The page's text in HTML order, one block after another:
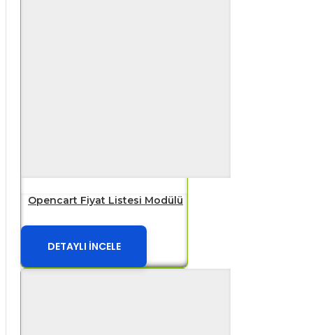
Opencart Fiyat Listesi Modülü
DETAYLI İNCELE